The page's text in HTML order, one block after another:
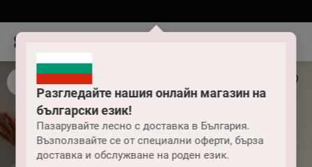
Разгледайте нашия онлайн магазин на
български език!
Пазарувайте лесно с доставка в България.
Възползвайте се от специални оферти, бърза
доставка и обслужване на роден език.